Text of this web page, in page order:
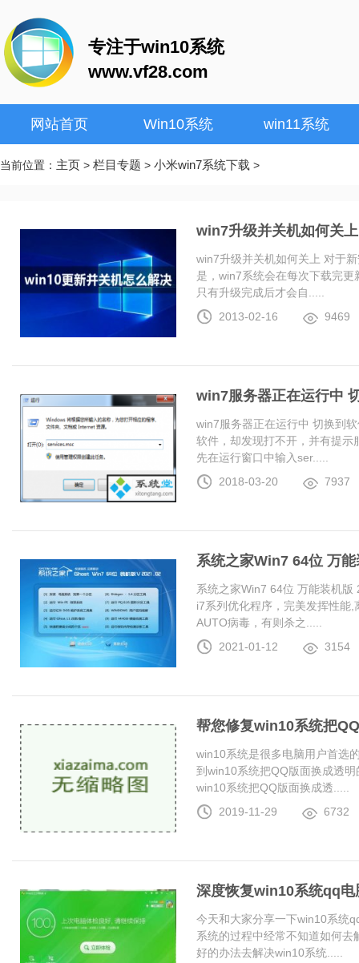
专注于win10系统
www.vf28.com
网站首页 Win10系统 win11系统
当前位置： 主页 > 栏目专题 > 小米win7系统下载 >
win7升级并关机如何关上
win7升级并关机如何关上 对于
是，win7系统会在每次下载完
只有升级完成后才会自.....
2013-02-16
9469
win7服务器正在运行中
win7服务器正在运行中 切换到
软件，却发现打不开，并有提
先在运行窗口中输入ser.....
2018-03-20
7937
系统之家Win7 64位 万
系统之家Win7 64位 万能装机
i7系列优化程序，完美发挥性能
AUTO病毒，有则杀之.....
2021-01-12
3154
帮您修复win10系统把
win10系统是很多电脑用户首选
到win10系统把QQ版面换成透
win10系统把QQ版面换成透.....
2019-11-29
6732
深度恢复win10系统qq
今天和大家分享一下win10系统
系统的过程中经常不知道如何
好的办法去解决win10系统.....